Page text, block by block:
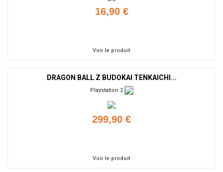
16,90 €
Voir le produit
DRAGON BALL Z BUDOKAI TENKAICHI...
Playstation 2
299,90 €
Voir le produit